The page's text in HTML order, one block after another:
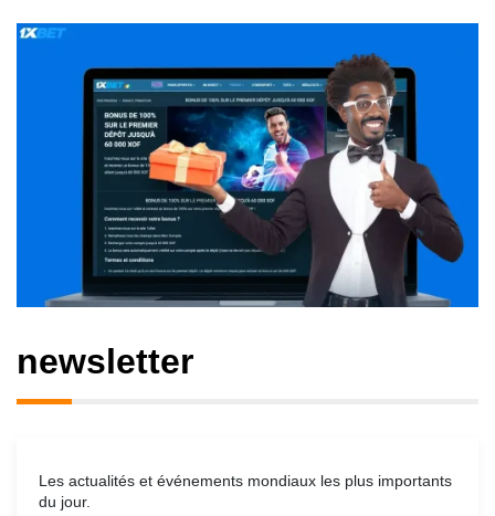
newsletter
Les actualités et événements mondiaux les plus importants
du jour.